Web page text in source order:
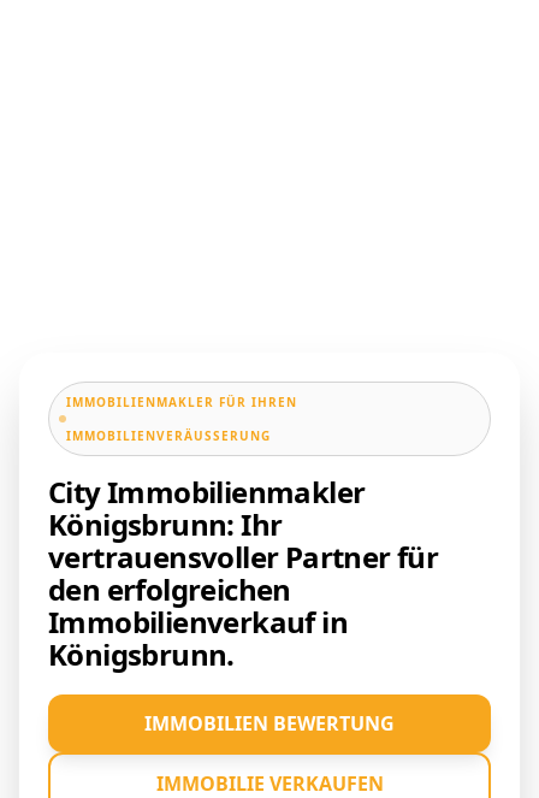
IMMOBILIENMAKLER FÜR IHREN
IMMOBILIENVERÄUSSERUNG
City Immobilienmakler
Königsbrunn: Ihr
vertrauensvoller Partner für
den erfolgreichen
Immobilienverkauf in
Königsbrunn.
IMMOBILIEN BEWERTUNG
IMMOBILIE VERKAUFEN